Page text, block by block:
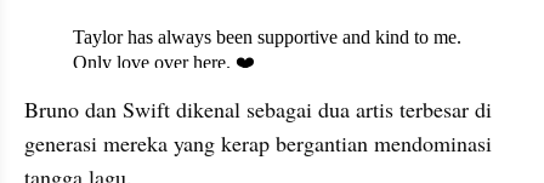
X post embed
Bruno dan Swift dikenal sebagai dua artis terbesar di
generasi mereka yang kerap bergantian mendominasi
tangga lagu.